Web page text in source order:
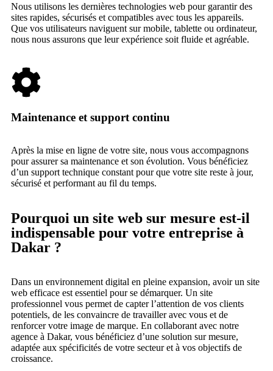
Nous utilisons les dernières technologies web pour garantir des
sites rapides, sécurisés et compatibles avec tous les appareils.
Que vos utilisateurs naviguent sur mobile, tablette ou ordinateur,
nous nous assurons que leur expérience soit fluide et agréable.
Maintenance et support continu
Après la mise en ligne de votre site, nous vous accompagnons
pour assurer sa maintenance et son évolution. Vous bénéficiez
d’un support technique constant pour que votre site reste à jour,
sécurisé et performant au fil du temps.
Pourquoi un site web sur mesure est-il
indispensable pour votre entreprise à
Dakar ?
Dans un environnement digital en pleine expansion, avoir un site
web efficace est essentiel pour se démarquer. Un site
professionnel vous permet de capter l’attention de vos clients
potentiels, de les convaincre de travailler avec vous et de
renforcer votre image de marque. En collaborant avec notre
agence à Dakar, vous bénéficiez d’une solution sur mesure,
adaptée aux spécificités de votre secteur et à vos objectifs de
croissance.